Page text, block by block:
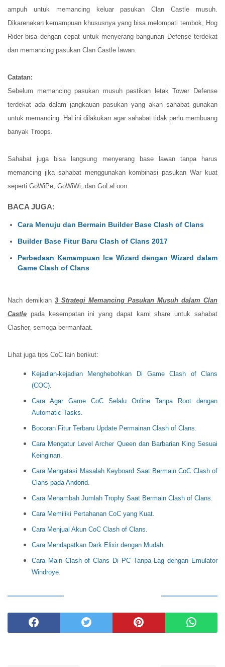
ampuh untuk memancing keluar pasukan Clan Castle musuh.
Dikarenakan kemampuan khususnya yang bisa melompati tembok, Hog
Rider bisa dengan cepat untuk menyerang bangunan Defense terdekat
dan memancing pasukan Clan Castle lawan.
Catatan:
Sebelum memancing pasukan musuh pastikan letak Tower Defense
terdekat ada dalam jangkauan pasukan yang akan sahabat gunakan
untuk memancing. Hal ini dilakukan agar sahabat tidak perlu membuang
banyak Troops.
Sahabat juga bisa langsung menyerang base lawan tanpa harus
memancing jika sahabat menggunakan kombinasi pasukan War kuat
seperti GoWiPe, GoWiWi, dan GoLaLoon.
BACA JUGA:
Cara Menuju dan Bermain Builder Base Clash of Clans
Builder Base Fitur Baru Clash of Clans 2017
Perbedaan Kemampuan Ice Wizard dengan Wizard dalam
Game Clash of Clans
Nach demikian 3 Strategi Memancing Pasukan Musuh dalam Clan
Castle pada kesempatan ini yang dapat kami share untuk sahabat
Clasher, semoga bermanfaat.
Lihat juga tips CoC lain berikut:
Kejadian-kejadian Menghebohkan Di Game Clash of Clans
(COC).
Cara Agar Game CoC Selalu Online Tanpa Root dengan
Automatic Tasks.
Bocoran Fitur Terbaru Update Permainan Clash of Clans.
Cara Mengatur Level Archer Queen dan Barbarian King Sesuai
Keinginan.
Cara Mengatasi Masalah Keyboard Saat Bermain CoC Clash of
Clans pada Andorid.
Cara Menambah Jumlah Trophy Saat Bermain Clash of Clans.
Cara Memiliki Pertahanan CoC yang Kuat.
Cara Menjual Akun CoC Clash of Clans.
Cara Mendapatkan Dark Elixir dengan Mudah.
Cara Main Clash of Clans Di PC Tanpa Lag dengan Emulator
Windroye.